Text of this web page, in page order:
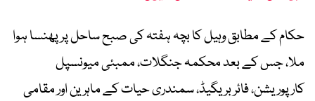
حکام کے مطابق وہیل کا بچہ ہفتہ کی صبح ساحل پر پھنسا ہوا
ملا، جس کے بعد محکمہ جنگلات، ممبئی میونسپل
کارپوریشن، فائر بریگیڈ، سمندری حیات کے ماہرین اور مقامی